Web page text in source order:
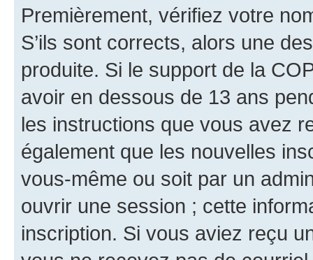
Premièrement, vérifiez votre
S’ils sont corrects, alors une
produite. Si le support de la
avoir en dessous de 13 ans
les instructions que vous avez
également que les nouvelles
vous-même ou soit par un
ouvrir une session ; cette
inscription. Si vous aviez reçu